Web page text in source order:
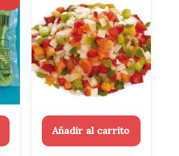
Añadir al carrito